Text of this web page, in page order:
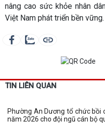
nâng cao sức khỏe nhân
Việt Nam phát triển bền vững.
TIN LIÊN QUAN
Phường An Dương tổ chức bồi
năm 2026 cho đội ngũ cán bộ